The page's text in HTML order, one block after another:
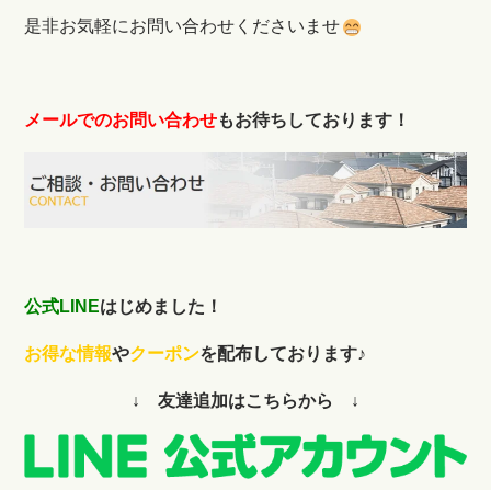
是非お気軽にお問い合わせくださいませ
メールでのお問い合わせもお待ちしております！
公式LINEはじめました！
お得な情報やクーポンを配布しております♪
↓ 友達追加はこちらから ↓